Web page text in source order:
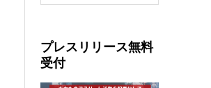
プレスリリース無料
受付